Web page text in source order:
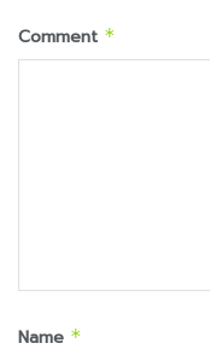
Comment *
Name *